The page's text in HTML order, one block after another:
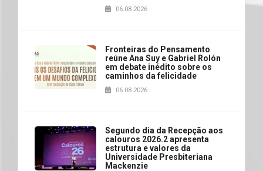
06.08.2026
Fronteiras do Pensamento
reúne Ana Suy e Gabriel Rolón
em debate inédito sobre os
caminhos da felicidade
06.08.2026
Segundo dia da Recepção aos
calouros 2026.2 apresenta
estrutura e valores da
Universidade Presbiteriana
Mackenzie